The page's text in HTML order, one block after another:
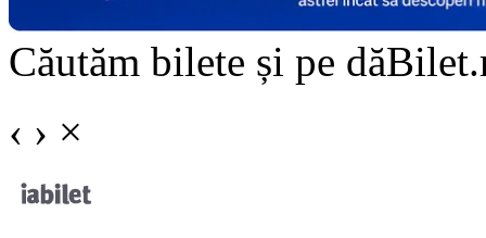
Căutăm bilete și pe
‹ › ×